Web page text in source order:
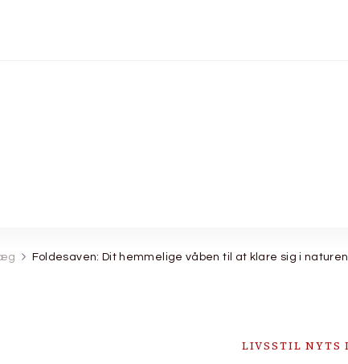
Foldesaven: Dit hemmelige våben til at klare sig i naturen
LIVSSTIL NYTS